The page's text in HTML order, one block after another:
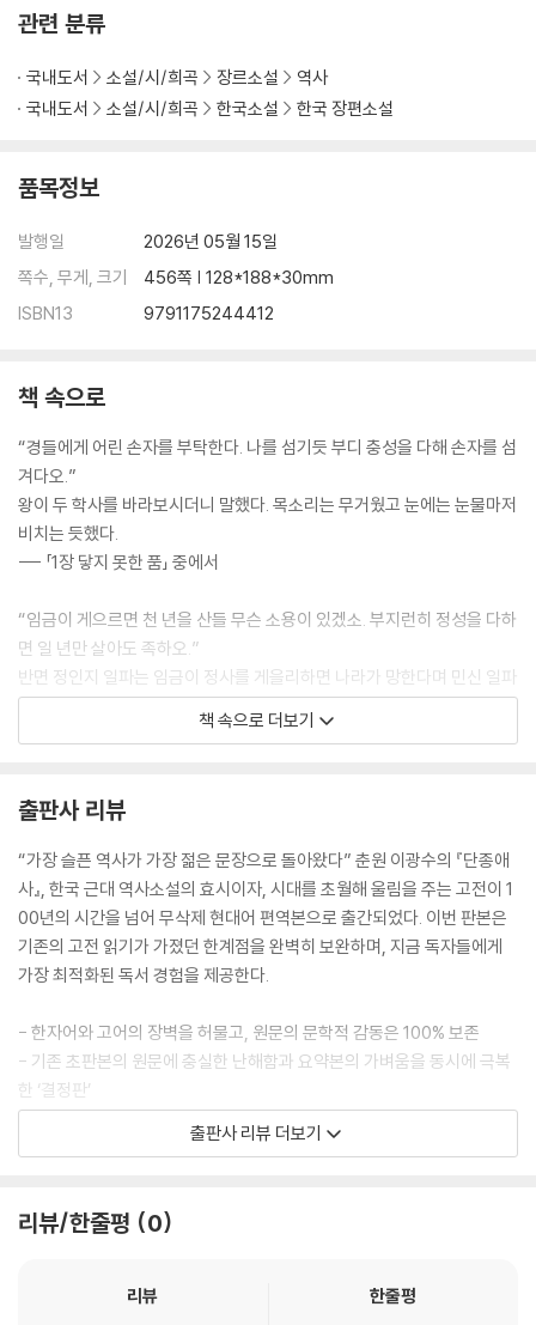
관련 분류
국내도서 소설/시/희곡 장르소설
역사
국내도서
소설/시/희곡 한국소설 한국 장편소설
품목정보
발행일
2026년 05월 15일
쪽수, 무게, 크기
456쪽 | 128*188*30mm
ISBN13
9791175244412
책 속으로
“경들에게 어린 손자를 부탁한다. 나를 섬기듯 부디 충성을 다해 손자를 섬
겨다오.”
왕이 두 학사를 바라보시더니 말했다. 목소리는 무거웠고 눈에는 눈물마저
비치는 듯했다.
--- 「1장 닿지 못한 품」 중에서
“임금이 게으르면 천 년을 산들 무슨 소용이 있겠소. 부지런히 정성을 다하
면 일 년만 살아도 족하오.”
반면 정인지 일파는 임금이 정사를 게을리하면 나라가 망한다며 민신 일파
의 의견에 반대했고 민신의 의견에 동조했던 신하들은 이들의 기세에 눌려
“비켜라! 그럴 거면 관사에 가서 일러바쳐라. 내가 억지로 따르라는 것이
아니다. 싫은 놈들은 가란 말이다. 대장부가 죽는다면 그것은 나라를 위한
것이다. 나 혼자 갈 테니 이거 놓아라.”
그러고는 벽에 달린 활을 떼어 어깨에 메고 칼자루를 손에 들고는 외쳤다.
--- 「4장 충신의 가면」 중에서
으나 용안의 아름다움이 이 세상 사람 같지 않았다.
“물건은 네 붉은 정성이니 잊지 못할 것이다. 나는 아마 세상에 오래 있지
못할 것이요, 또 죽어도 돌아갈 곳이 없으니, 만일 혼이 있으면 네 집에 가
서 의탁할지 어찌 알겠느냐.”
--- 「7장 꺾이지 않는 붓」 중에서
냐.”
는 왕위 찬탈자의 그것보다 더 매섭고 장엄해 보였다.
책 속으로 더보기
출판사 리뷰
“가장 슬픈 역사가 가장 젊은 문장으로 돌아왔다” 춘원 이광수의 『단종애
사』, 한국 근대 역사소설의 효시이자, 시대를 초월해 울림을 주는 고전이 1
00년의 시간을 넘어 무삭제 현대어 편역본으로 출간되었다. 이번 판본은
기존의 고전 읽기가 가졌던 한계점을 완벽히 보완하며, 지금 독자들에게
가장 최적화된 독서 경험을 제공한다.
- 한자어와 고어의 장벽을 허물고, 원문의 문학적 감동은 100% 보존
- 기존 초판본의 원문에 충실한 난해함과 요약본의 가벼움을 동시에 극복
한 ‘결정판’
편역’이라는 두 가지 흐름이 공존해 왔다. 하지만 독자들은 늘 선택의 기로
출판사 리뷰 더보기
리뷰/한줄평 0
리뷰
한줄평